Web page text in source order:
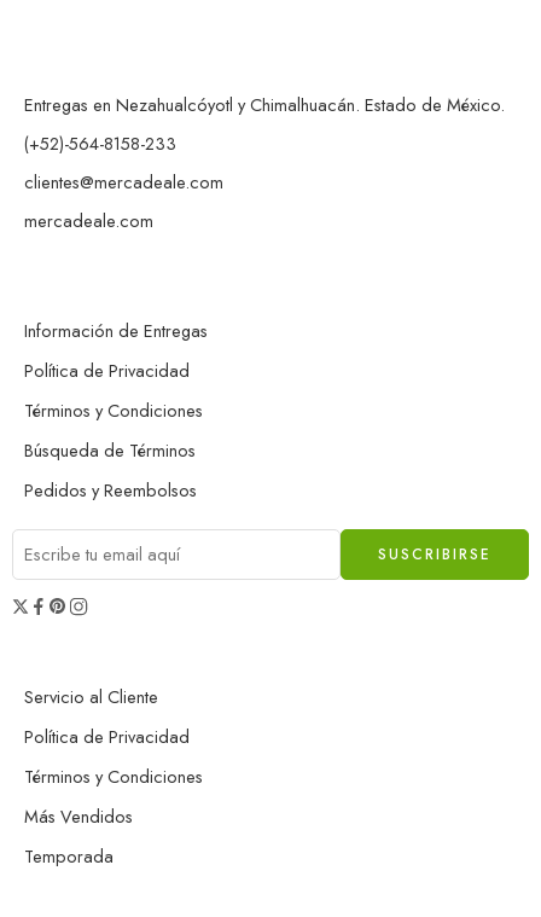
Entregas en Nezahualcóyotl y Chimalhuacán. Estado de México.
(+52)-564-8158-233
clientes@mercadeale.com
mercadeale.com
Información de Entregas
Política de Privacidad
Términos y Condiciones
Búsqueda de Términos
Pedidos y Reembolsos
Servicio al Cliente
Política de Privacidad
Términos y Condiciones
Más Vendidos
Temporada